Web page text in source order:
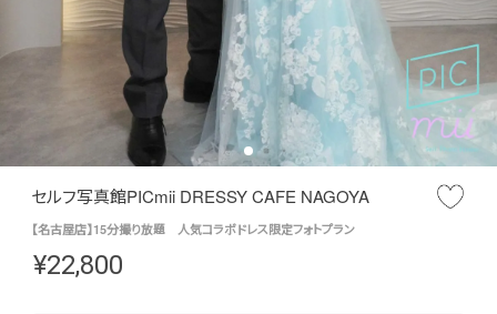
セルフ写真館PICmii DRESSY CAFE NAGOYA
【名古屋店】15分撮り放題 人気コラボドレス限定フォトプラン
¥22,800